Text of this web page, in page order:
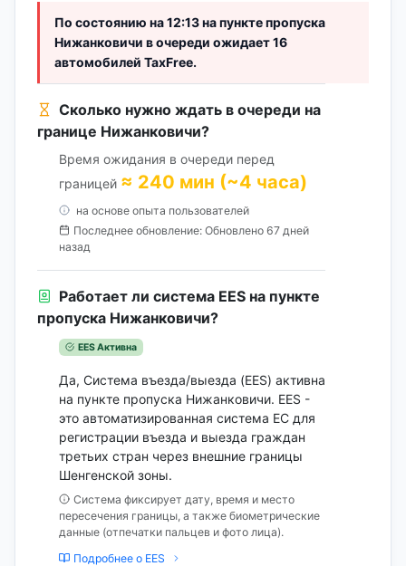
По состоянию на 12:13 на пункте пропуска
Нижанковичи в очереди ожидает 16
автомобилей TaxFree.
Сколько нужно ждать в очереди на
границе Нижанковичи?
Время ожидания в очереди перед
границей ≈ 240 мин (~4 часа)
на основе опыта пользователей
Последнее обновление: Обновлено 67 дней
назад
Работает ли система EES на пункте
пропуска Нижанковичи?
EES Активна
Да, Система въезда/выезда (EES) активна
на пункте пропуска Нижанковичи. EES -
это автоматизированная система ЕС для
регистрации въезда и выезда граждан
третьих стран через внешние границы
Шенгенской зоны.
Система фиксирует дату, время и место
пересечения границы, а также биометрические
данные (отпечатки пальцев и фото лица).
Подробнее о EES